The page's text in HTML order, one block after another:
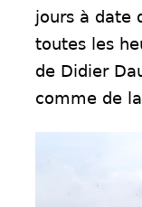
jours à date
toutes les
de Didier
comme de